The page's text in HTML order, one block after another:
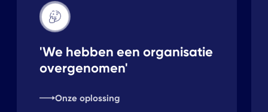
'We hebben een organisatie
overgenomen'
Onze oplossing